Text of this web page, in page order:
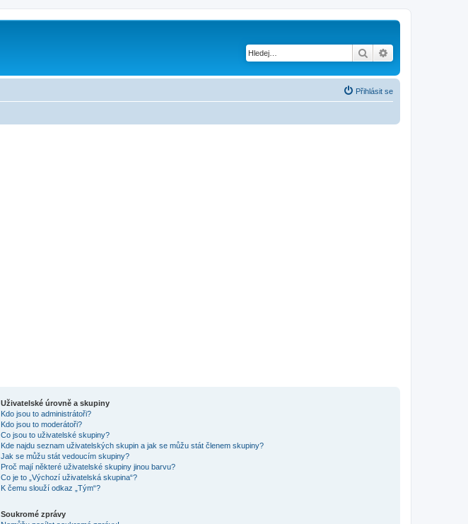
Hledat
Přihlásit se
Uživatelské úrovně a skupiny
Kdo jsou to administrátoři?
Kdo jsou to moderátoři?
Co jsou to uživatelské skupiny?
Kde najdu seznam uživatelských skupin a jak se můžu stát členem skupiny?
Jak se můžu stát vedoucím skupiny?
Proč mají některé uživatelské skupiny jinou barvu?
Co je to „Výchozí uživatelská skupina“?
K čemu slouží odkaz „Tým“?
Soukromé zprávy